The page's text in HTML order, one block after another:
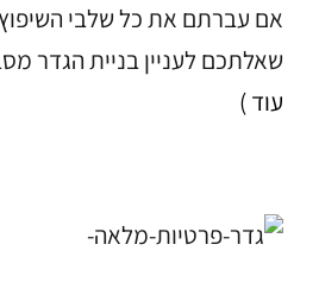
אם עברתם את כל שלבי
שאלתכם לעניין בניית הגדר
עוד )